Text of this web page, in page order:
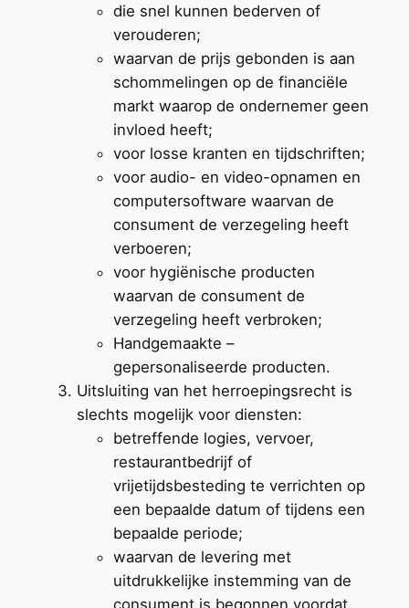
die snel kunnen bederven of
verouderen;
waarvan de prijs gebonden is aan
schommelingen op de financiële
markt waarop de ondernemer geen
invloed heeft;
voor losse kranten en tijdschriften;
voor audio- en video-opnamen en
computersoftware waarvan de
consument de verzegeling heeft
verboeren;
voor hygiënische producten
waarvan de consument de
verzegeling heeft verbroken;
Handgemaakte –
gepersonaliseerde producten.
Uitsluiting van het herroepingsrecht is
slechts mogelijk voor diensten:
betreffende logies, vervoer,
restaurantbedrijf of
vrijetijdsbesteding te verrichten op
een bepaalde datum of tijdens een
bepaalde periode;
waarvan de levering met
uitdrukkelijke instemming van de
consument is begonnen voordat